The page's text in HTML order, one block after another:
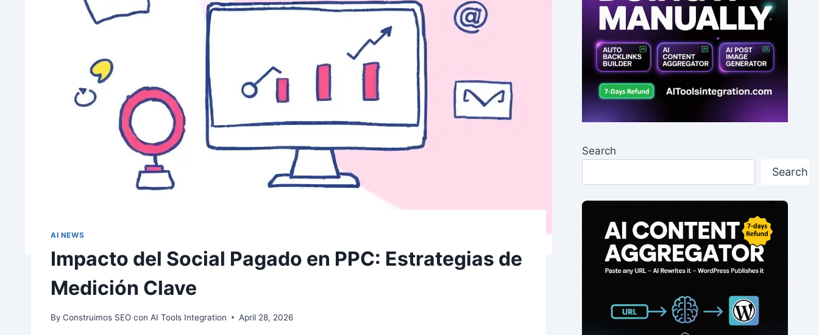
AI NEWS
Impacto del Social Pagado en PPC: Estrategias de
Medición Clave
By Construimos SEO con AI Tools Integration April 28, 2026
Search
Search